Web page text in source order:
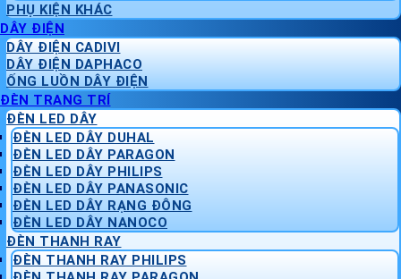
PHỤ KIỆN KHÁC
DÂY ĐIỆN
DÂY ĐIỆN CADIVI
DÂY ĐIỆN DAPHACO
ỐNG LUỒN DÂY ĐIỆN
ĐÈN TRANG TRÍ
ĐÈN LED DÂY
ĐÈN LED DÂY DUHAL
ĐÈN LED DÂY PARAGON
ĐÈN LED DÂY PHILIPS
ĐÈN LED DÂY PANASONIC
ĐÈN LED DÂY RẠNG ĐÔNG
ĐÈN LED DÂY NANOCO
ĐÈN THANH RAY
ĐÈN THANH RAY PHILIPS